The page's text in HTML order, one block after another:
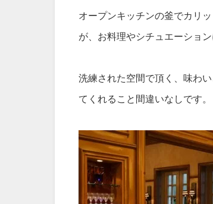
オープンキッチンの釜でカリ
が、お料理やシチュエーショ
洗練された空間で頂く、味わ
てくれること間違いなしです。